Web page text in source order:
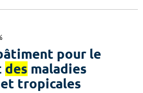
pour le
des maladies
tropicales